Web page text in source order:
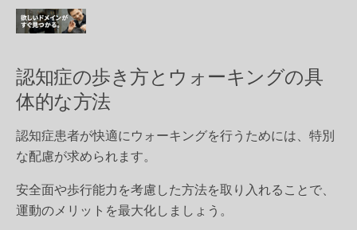
認知症の歩き方とウォーキングの具
体的な方法
認知症患者が快適にウォーキングを行うためには、特別
な配慮が求められます。
安全面や歩行能力を考慮した方法を取り入れることで、
運動のメリットを最大化しましょう。